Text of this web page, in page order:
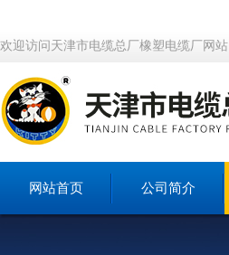
欢迎访问天津市电缆总厂橡塑电缆厂网站
网站首页 公司简介